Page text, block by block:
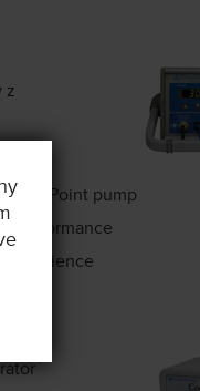
z
Point pump
performance